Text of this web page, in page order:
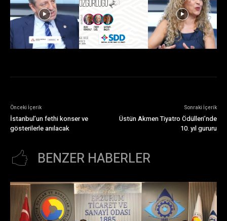
Önceki İçerik
İstanbul’un fethi konser ve
gösterilerle anılacak
Sonraki İçerik
Üstün Akmen Tiyatro Ödülleri’nde
10. yıl gururu
BENZER HABERLER